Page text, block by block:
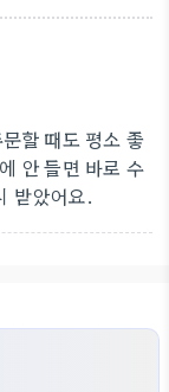
할 때도 평소 좋
안 들면 바로 수
받았어요.